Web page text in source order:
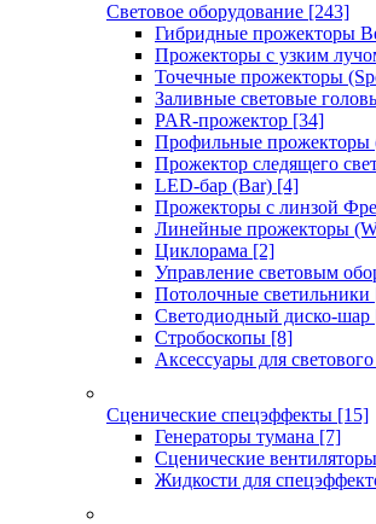
Световое оборудование [243]
Гибридные прожекторы
Прожекторы с узким
Точечные прожекторы
Заливные световые
PAR-прожектор [34]
Профильные прожекторы
Прожектор следящего
LED-бар (Bar) [4]
Прожекторы с линзой
Линейные прожекторы
Циклорама [2]
Управление световым
Потолочные светильники
Светодиодный диско-шар
Стробоскопы [8]
Аксессуары для
Сценические спецэффекты [15]
Генераторы тумана [7]
Сценические вентиляторы
Жидкости для